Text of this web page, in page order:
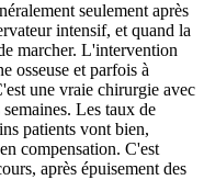
seulement après
intensif, et quand la
marcher. L'intervention
osseuse et parfois à
une vraie chirurgie avec
Les taux de
patients vont bien,
compensation. C'est
après épuisement des